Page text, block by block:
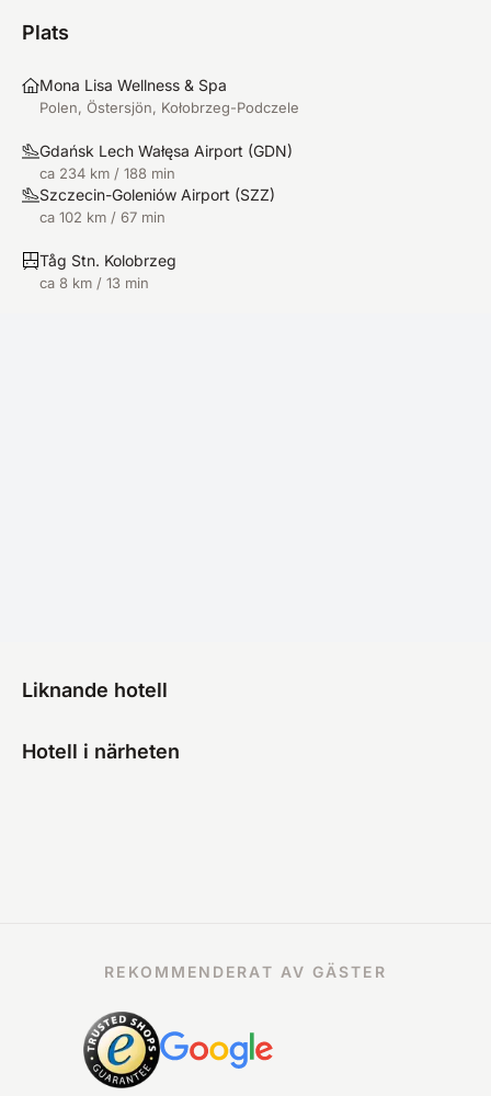
Plats
Mona Lisa Wellness & Spa
Polen, Östersjön, Kołobrzeg-Podczele
Gdańsk Lech Wałęsa Airport (GDN)
ca 234 km / 188 min
Szczecin-Goleniów Airport (SZZ)
ca 102 km / 67 min
Tåg Stn. Kolobrzeg
ca 8 km / 13 min
Liknande hotell
Hotell i närheten
REKOMMENDERAT AV GÄSTER